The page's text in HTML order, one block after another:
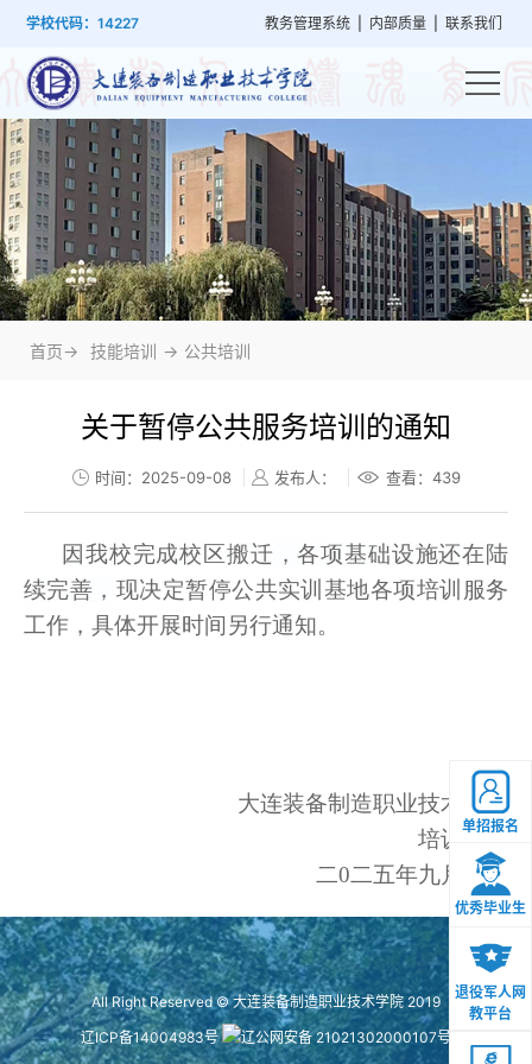
学校代码：14227 教务管理系统 内部质量 联系我们
概
况
建
设
管
理
设
置
工
作
就
业
培
训
首页-> 技能培训 -> 公共培训
关于暂停公共服务培训的通知
时间：2025-09-08 发布人： 查看： 439
因我校完成校区搬迁，各项基础设施还在陆
续完善， 现决定暂停公共实训基地各项培训服务
工作 ， 具体开展时间另行通知。
大连装备制造职业技术学院
培训中心
二0二五年九月 八日
单招报名
优秀毕业生
退役军人网
教平台
All Right Reserved © 大连装备制造职业技术学院 2019
辽ICP备14004983号
辽公网安备 21021302000107号